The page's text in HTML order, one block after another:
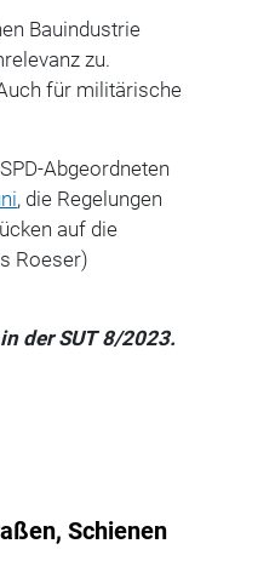
Bauindustrie
zu.
für militärische
Abgeordneten
, die Regelungen
auf die
Roeser)
der SUT 8/2023.
Schienen